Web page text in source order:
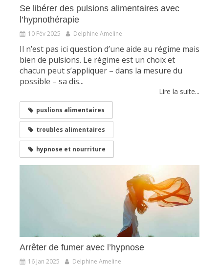
Se libérer des pulsions alimentaires avec
l’hypnothérapie
10 Fév 2025 Delphine Ameline
Il n’est pas ici question d’une aide au régime mais
bien de pulsions. Le régime est un choix et
chacun peut s’appliquer – dans la mesure du
possible – sa dis...
Lire la suite...
puslions alimentaires
troubles alimentaires
hypnose et nourriture
Arrêter de fumer avec l’hypnose
16 Jan 2025 Delphine Ameline